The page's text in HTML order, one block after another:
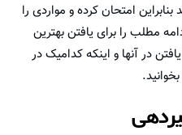
امتحان کرده و مواردی را
مطلب را برای یافتن بهترین
در آنها و اینکه کدامیک در